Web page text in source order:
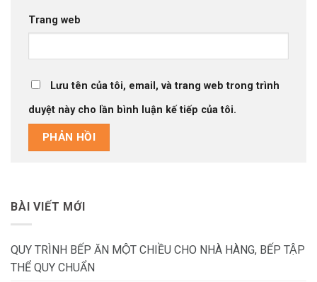
BÀI VIẾT MỚI
QUY TRÌNH BẾP ĂN MỘT CHIỀU CHO NHÀ HÀNG, BẾP TẬP
THỂ QUY CHUẨN
Trang web
Lưu tên của tôi, email, và trang web trong trình
duyệt này cho lần bình luận kế tiếp của tôi.